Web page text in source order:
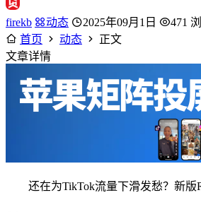
firekb 动态 2025年09月1日
471
首页
动态
正文
文章详情
还在为TikTok流量下滑发愁？新版